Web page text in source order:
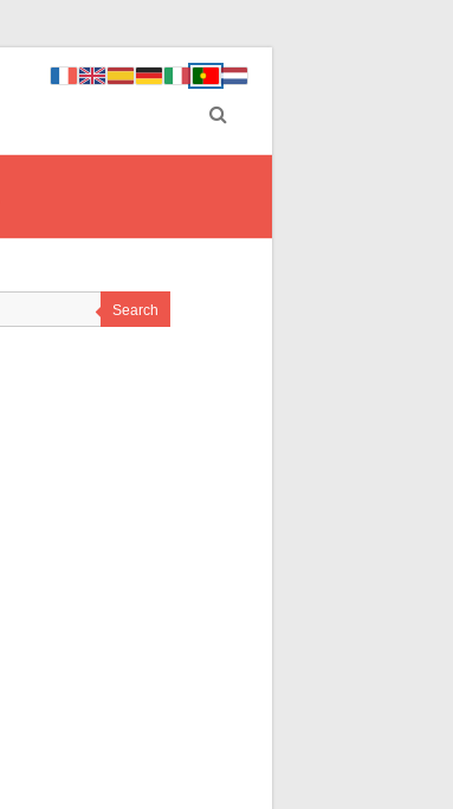
Search